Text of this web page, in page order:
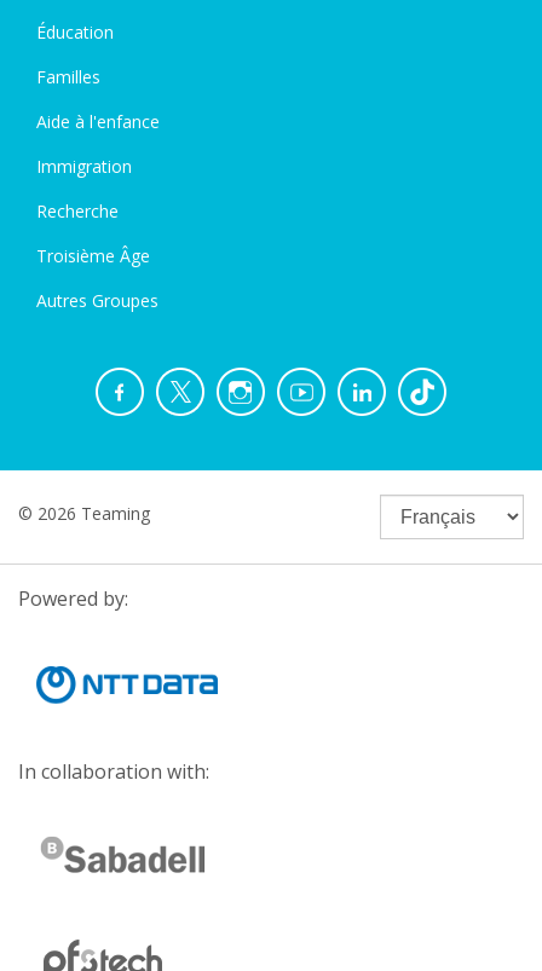
Éducation
Familles
Aide à l'enfance
Immigration
Recherche
Troisième Âge
Autres Groupes
© 2026 Teaming
Powered by:
In collaboration with: